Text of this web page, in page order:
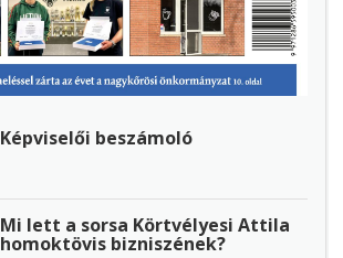
Képviselői beszámoló
Mi lett a sorsa Körtvélyesi Attila
homoktövis bizniszének?